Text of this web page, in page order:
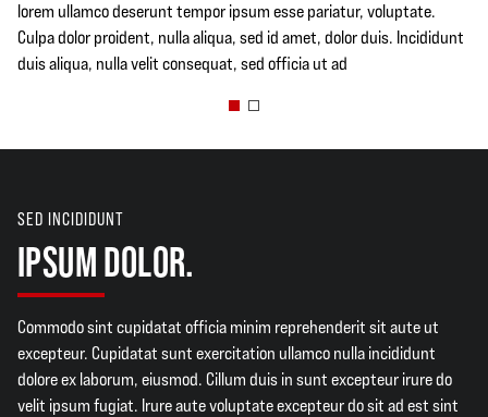
lorem ullamco deserunt tempor ipsum esse pariatur, voluptate.
Culpa dolor proident, nulla aliqua, sed id amet, dolor duis. Incididunt
duis aliqua, nulla velit consequat, sed officia ut ad
SED INCIDIDUNT
IPSUM DOLOR.
Commodo sint cupidatat officia minim reprehenderit sit aute ut
excepteur. Cupidatat sunt exercitation ullamco nulla incididunt
dolore ex laborum, eiusmod. Cillum duis in sunt excepteur irure do
velit ipsum fugiat. Irure aute voluptate excepteur do sit ad est sint